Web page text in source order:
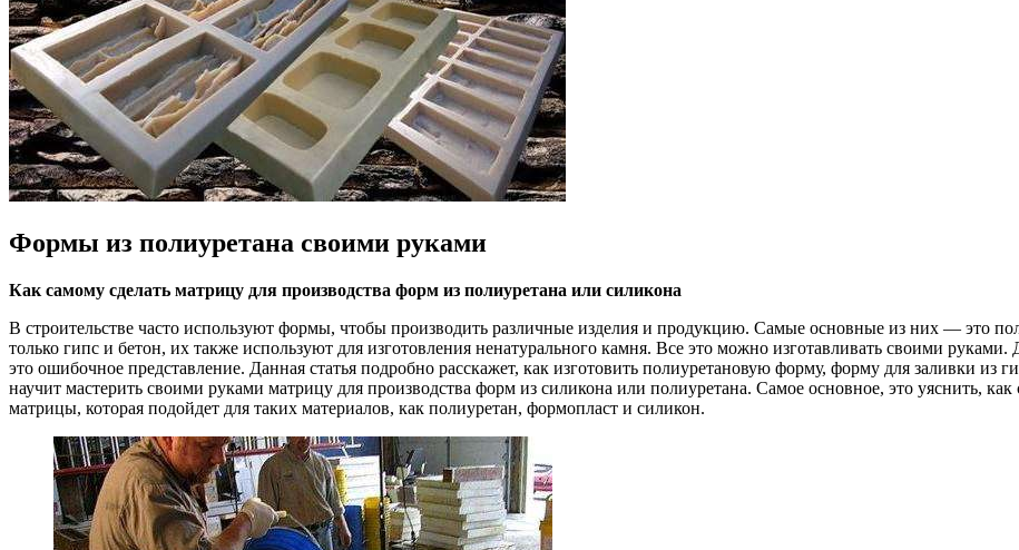
Формы из полиуретана своими руками
Как самому сделать матрицу для производства форм из полиуретана или силикона
В строительстве часто используют формы, чтобы производить различные изделия и продукцию. Самые основные из них — это
только гипс и бетон, их также используют для изготовления ненатурального камня. Все это можно изготавливать своими
это ошибочное представление. Данная статья подробно расскажет, как изготовить полиуретановую форму, форму для заливки из
научит мастерить своими руками матрицу для производства форм из силикона или полиуретана. Самое основное, это уяснить,
матрицы, которая подойдет для таких материалов, как полиуретан, формопласт и силикон.